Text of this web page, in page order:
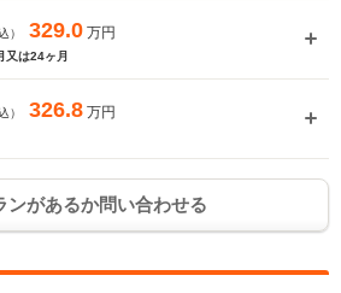
） 329.0 万円
は24ヶ月
） 326.8 万円
ンがあるか問い合わせる